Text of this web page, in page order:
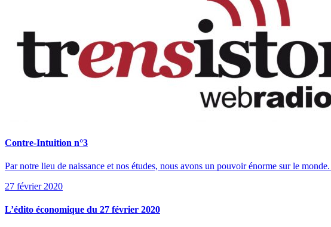
Contre-Intuition n°3
Par notre lieu de naissance et nos études, nous avons un pouvoir énorme sur le
27 février 2020
L’édito économique du 27 février 2020